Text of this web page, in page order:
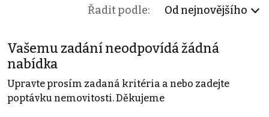
Řadit podle: Od nejnovějšího
Vašemu zadání neodpovídá žádná
nabídka
Upravte prosím zadaná kritéria a nebo zadejte
poptávku nemovitosti. Děkujeme